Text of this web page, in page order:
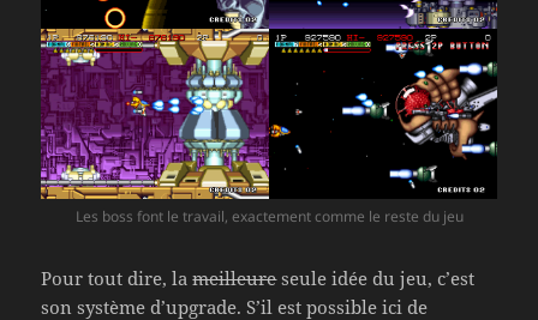
Les boss font le travail, exactement comme le reste du jeu
Pour tout dire, lameilleureseule idée du jeu, c’est
son système d’upgrade. S’il est possible ici de